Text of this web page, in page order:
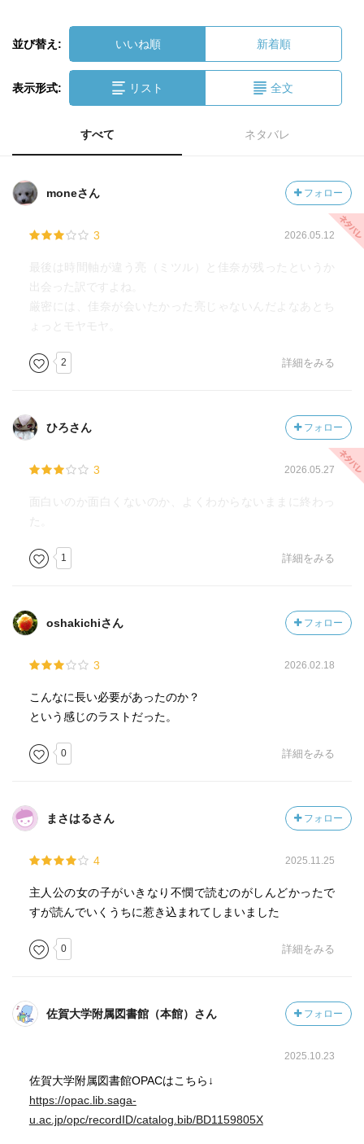
並び替え: いいね順 新着順
表示形式: リスト 全文
すべて ネタバレ
moneさん フォロー
3 2026.05.12
最後は時間軸が違う亮（ミツル）と佳奈が残ったというか
出会った訳ですよね。
厳密には、佳奈が会いたかった亮じゃないんだよなあとち
ょっとモヤモヤ。
2 詳細をみる
ひろさん フォロー
3 2026.05.27
面白いのか面白くないのか、よくわからないままに終わっ
た。
1 詳細をみる
oshakichiさん フォロー
3 2026.02.18
こんなに長い必要があったのか？
という感じのラストだった。
0 詳細をみる
まさはるさん フォロー
4 2025.11.25
主人公の女の子がいきなり不憫で読むのがしんどかったで
すが読んでいくうちに惹き込まれてしまいました
0 詳細をみる
佐賀大学附属図書館（本館）さん フォロー
2025.10.23
佐賀大学附属図書館OPACはこちら↓
https://opac.lib.saga-
u.ac.jp/opc/recordID/catalog.bib/BD1159805X